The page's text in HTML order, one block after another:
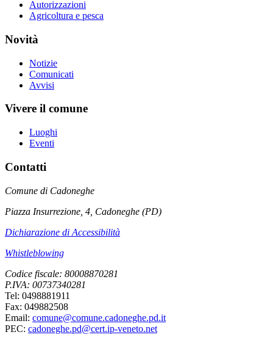
Autorizzazioni
Agricoltura e pesca
Novità
Notizie
Comunicati
Avvisi
Vivere il comune
Luoghi
Eventi
Contatti
Comune di Cadoneghe
Piazza Insurrezione, 4, Cadoneghe (PD)
Dichiarazione di Accessibilità
Whistleblowing
Codice fiscale: 80008870281
P.IVA: 00737340281
Tel: 0498881911
Fax: 049882508
Email: comune@comune.cadoneghe.pd.it
PEC: cadoneghe.pd@cert.ip-veneto.net